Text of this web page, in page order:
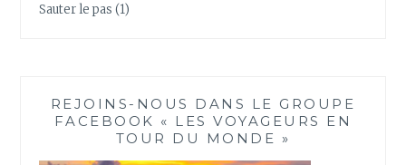
Sauter le pas (1)
REJOINS-NOUS DANS LE GROUPE
FACEBOOK « LES VOYAGEURS EN
TOUR DU MONDE »